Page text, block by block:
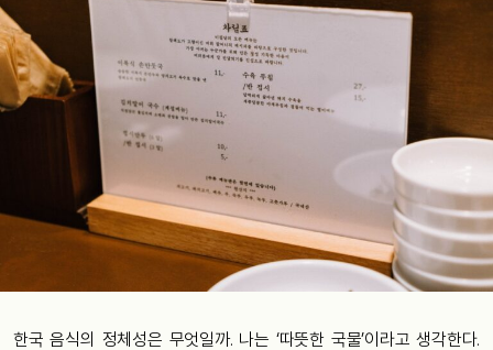
한국 음식의 정체성은 무엇일까. 나는 ‘따뜻한 국물’이라고 생각한다.